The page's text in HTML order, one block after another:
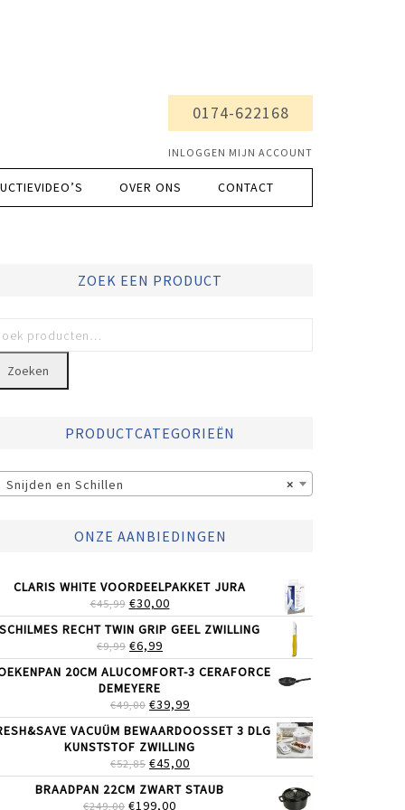
0174-622168
INLOGGEN MIJN ACCOUNT
OVER ONS CONTACT
ZOEK EEN PRODUCT
Zoeken
PRODUCTCATEGORIEËN
×
Snijden en Schillen
ONZE AANBIEDINGEN
CLARIS WHITE VOORDEELPAKKET JURA
€45,99 OORSPRONKELIJKE
PRIJS
WAS:
€45,99.
€30,00HUIDIGE
PRIJS
IS:
SCHILMES RECHT TWIN GRIP GEEL ZWILLING
€9,99 OORSPRONKELIJKE
PRIJS
WAS:
€9,99.
€6,99
PRIJS
IS:
20CM ALUCOMFORT-3 CERAFORCE
DEMEYERE
€49,00 OORSPRONKELIJKE
PRIJS
WAS:
€49,00.
€39,99
PRIJS
IS:
€39,99.
VACUÜM BEWAARDOOSSET 3 DLG
KUNSTSTOF ZWILLING
€52,85 OORSPRONKELIJKE
PRIJS
WAS:
€45,00
PRIJS
IS:
BRAADPAN 22CM ZWART STAUB
€249,00 OORSPRONKELIJKE
€199,00